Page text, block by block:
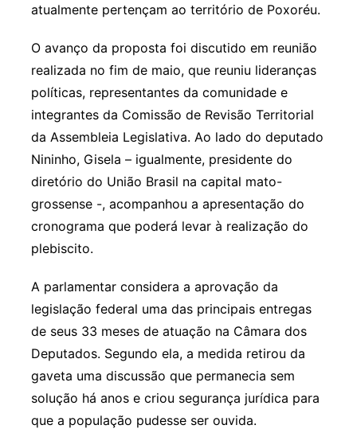
atualmente pertençam ao território de Poxoréu.
O avanço da proposta foi discutido em reunião
realizada no fim de maio, que reuniu lideranças
políticas, representantes da comunidade e
integrantes da Comissão de Revisão Territorial
da Assembleia Legislativa. Ao lado do deputado
Nininho, Gisela – igualmente, presidente do
diretório do União Brasil na capital mato-
grossense -, acompanhou a apresentação do
cronograma que poderá levar à realização do
plebiscito.
A parlamentar considera a aprovação da
legislação federal uma das principais entregas
de seus 33 meses de atuação na Câmara dos
Deputados. Segundo ela, a medida retirou da
gaveta uma discussão que permanecia sem
solução há anos e criou segurança jurídica para
que a população pudesse ser ouvida.